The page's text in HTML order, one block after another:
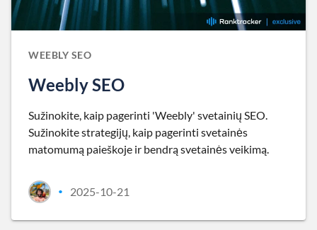
WEEBLY SEO
Weebly SEO
Sužinokite, kaip pagerinti 'Weebly' svetainių SEO.
Sužinokite strategijų, kaip pagerinti svetainės
matomumą paieškoje ir bendrą svetainės veikimą.
• 2025-10-21